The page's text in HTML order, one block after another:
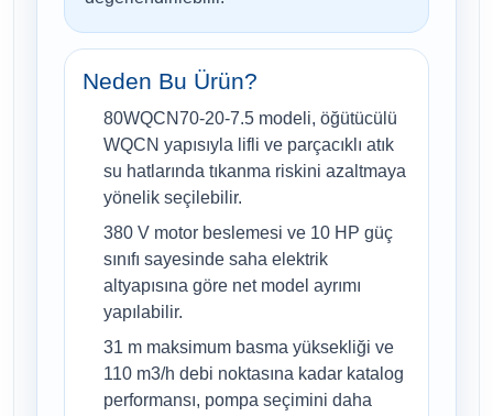
Neden Bu Ürün?
80WQCN70-20-7.5 modeli, öğütücülü
WQCN yapısıyla lifli ve parçacıklı atık
su hatlarında tıkanma riskini azaltmaya
yönelik seçilebilir.
380 V motor beslemesi ve 10 HP güç
sınıfı sayesinde saha elektrik
altyapısına göre net model ayrımı
yapılabilir.
31 m maksimum basma yüksekliği ve
110 m3/h debi noktasına kadar katalog
performansı, pompa seçimini daha